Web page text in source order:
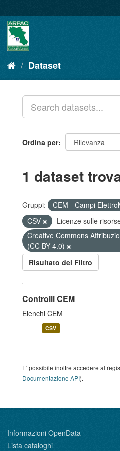
al
contenuto
Dataset
Ordina per
1 dataset
Gruppi: CEM - Campi
CSV
Licenze sulle
Creative Commons
(CC BY 4.0)
Risultato del Filtro
Controlli CEM
Elenchi CEM
CSV
E' possibile inoltre accedere al
Documentazione API).
Informazioni OpenData
Lista cataloghi